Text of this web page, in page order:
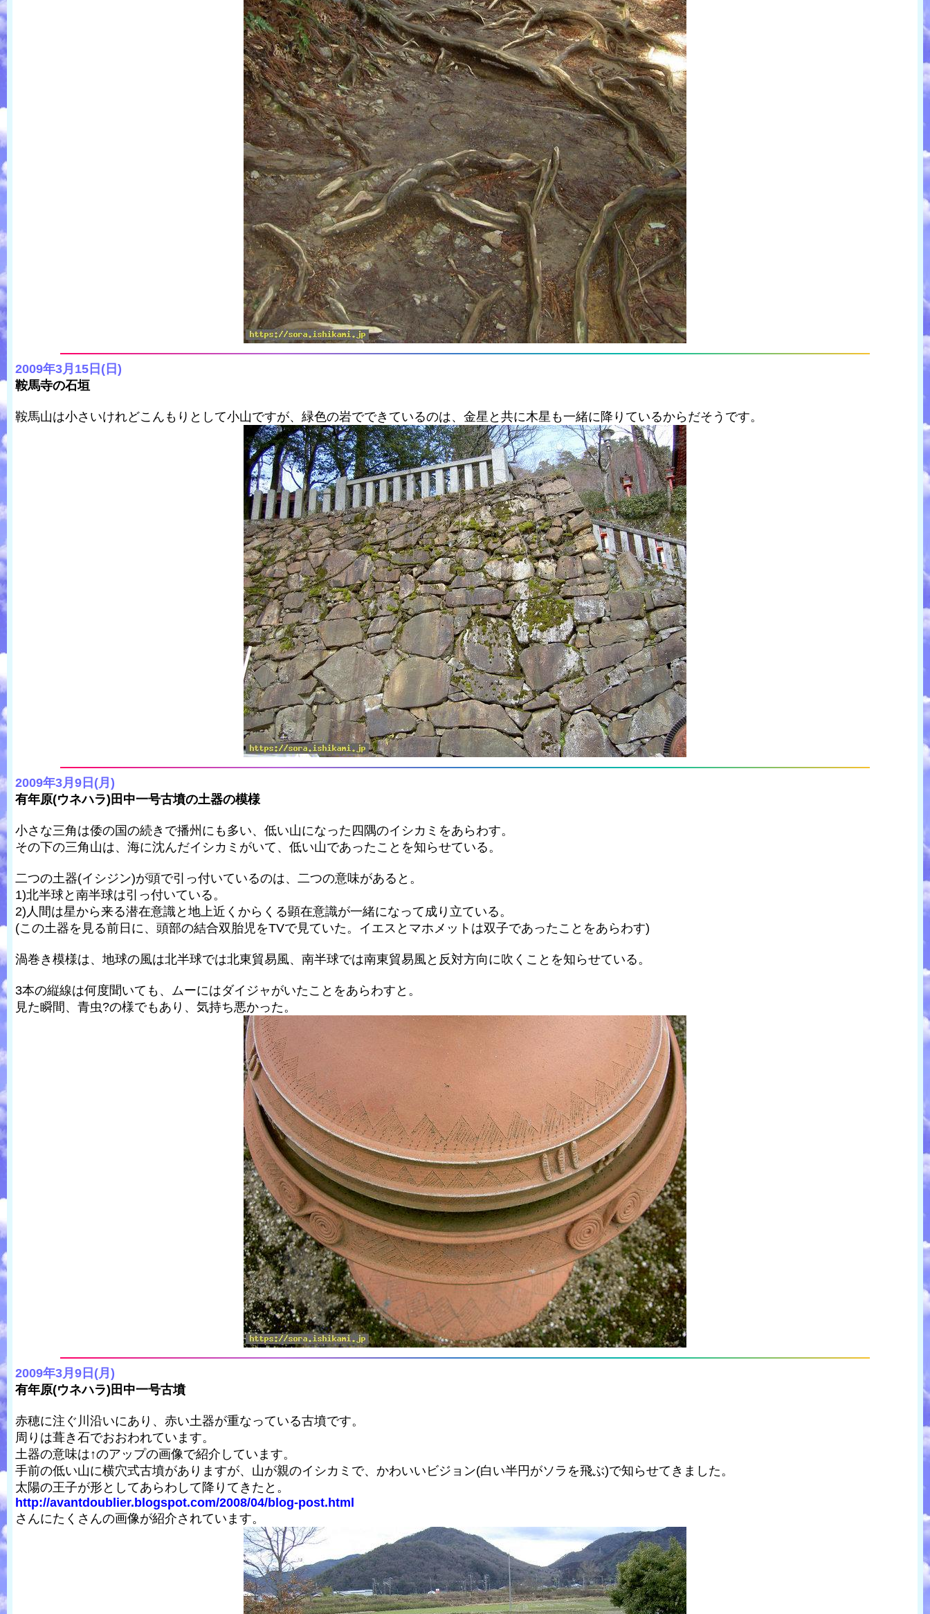
2009年3月15日(日)
鞍馬寺の石垣
鞍馬山は小さいけれどこんもりとして小山ですが、緑色の岩でできているのは、金星と共に木星も一緒に降りているからだそうです。
2009年3月9日(月)
有年原(ウネハラ)田中一号古墳の土器の模様
小さな三角は倭の国の続きで播州にも多い、低い山になった四隅のイシカミをあらわす。
その下の三角山は、海に沈んだイシカミがいて、低い山であったことを知らせている。
二つの土器(イシジン)が頭で引っ付いているのは、二つの意味があると。
1)北半球と南半球は引っ付いている。
2)人間は星から来る潜在意識と地上近くからくる顕在意識が一緒になって成り立ている。
(この土器を見る前日に、頭部の結合双胎児をTVで見ていた。イエスとマホメットは双子であったことをあらわす)
渦巻き模様は、地球の風は北半球では北東貿易風、南半球では南東貿易風と反対方向に吹くことを知らせている。
3本の縦線は何度聞いても、ムーにはダイジャがいたことをあらわすと。
見た瞬間、青虫?の様でもあり、気持ち悪かった。
2009年3月9日(月)
有年原(ウネハラ)田中一号古墳
赤穂に注ぐ川沿いにあり、赤い土器が重なっている古墳です。
周りは葺き石でおおわれています。
土器の意味は↑のアップの画像で紹介しています。
手前の低い山に横穴式古墳がありますが、山が親のイシカミで、かわいいビジョン(白い半円がソラを飛ぶ)で知らせてきました。
太陽の王子が形としてあらわして降りてきたと。
http://avantdoublier.blogspot.com/2008/04/blog-post.html
さんにたくさんの画像が紹介されています。